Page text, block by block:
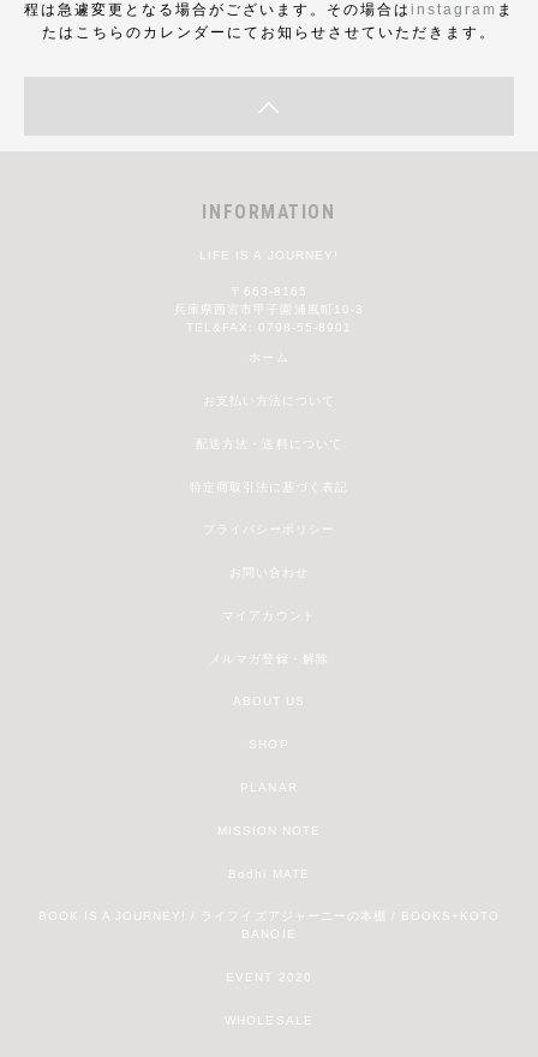
程は急遽変更となる場合がございます。その場合は instagram ま
たはこちらのカレンダーにてお知らせさせていただきます。
INFORMATION
LIFE IS A JOURNEY!
〒663-8165
兵庫県西宮市甲子園浦風町10-3
TEL&FAX: 0798-55-8901
ホーム
お支払い方法について
配送方法・送料について
特定商取引法に基づく表記
プライバシーポリシー
お問い合わせ
マイアカウント
メルマガ登録・解除
ABOUT US
SHOP
PLANAR
MISSION NOTE
Bodhi MATE
BOOK IS A JOURNEY! / ライフイズアジャーニーの本棚 / BOOKS+KOTO
BANOIE
EVENT 2020
WHOLESALE